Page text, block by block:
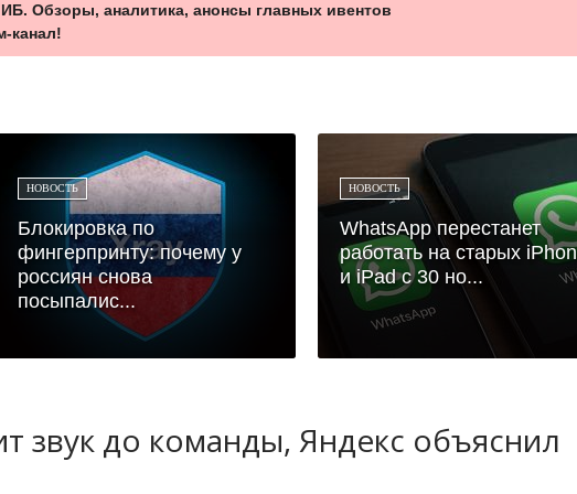
Обзоры, аналитика, анонсы главных ивентов
канал!
НОВОСТЬ
Блокировка по
фингерпринту: почему у
россиян снова
посыпалис...
НОВОСТЬ
WhatsApp перестанет
работать на старых
и iPad с 30 но...
звук до команды, Яндекс объяснил